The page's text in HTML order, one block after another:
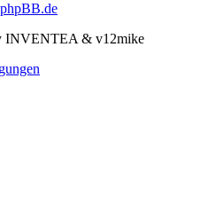
phpBB.de
INVENTEA & v12mike